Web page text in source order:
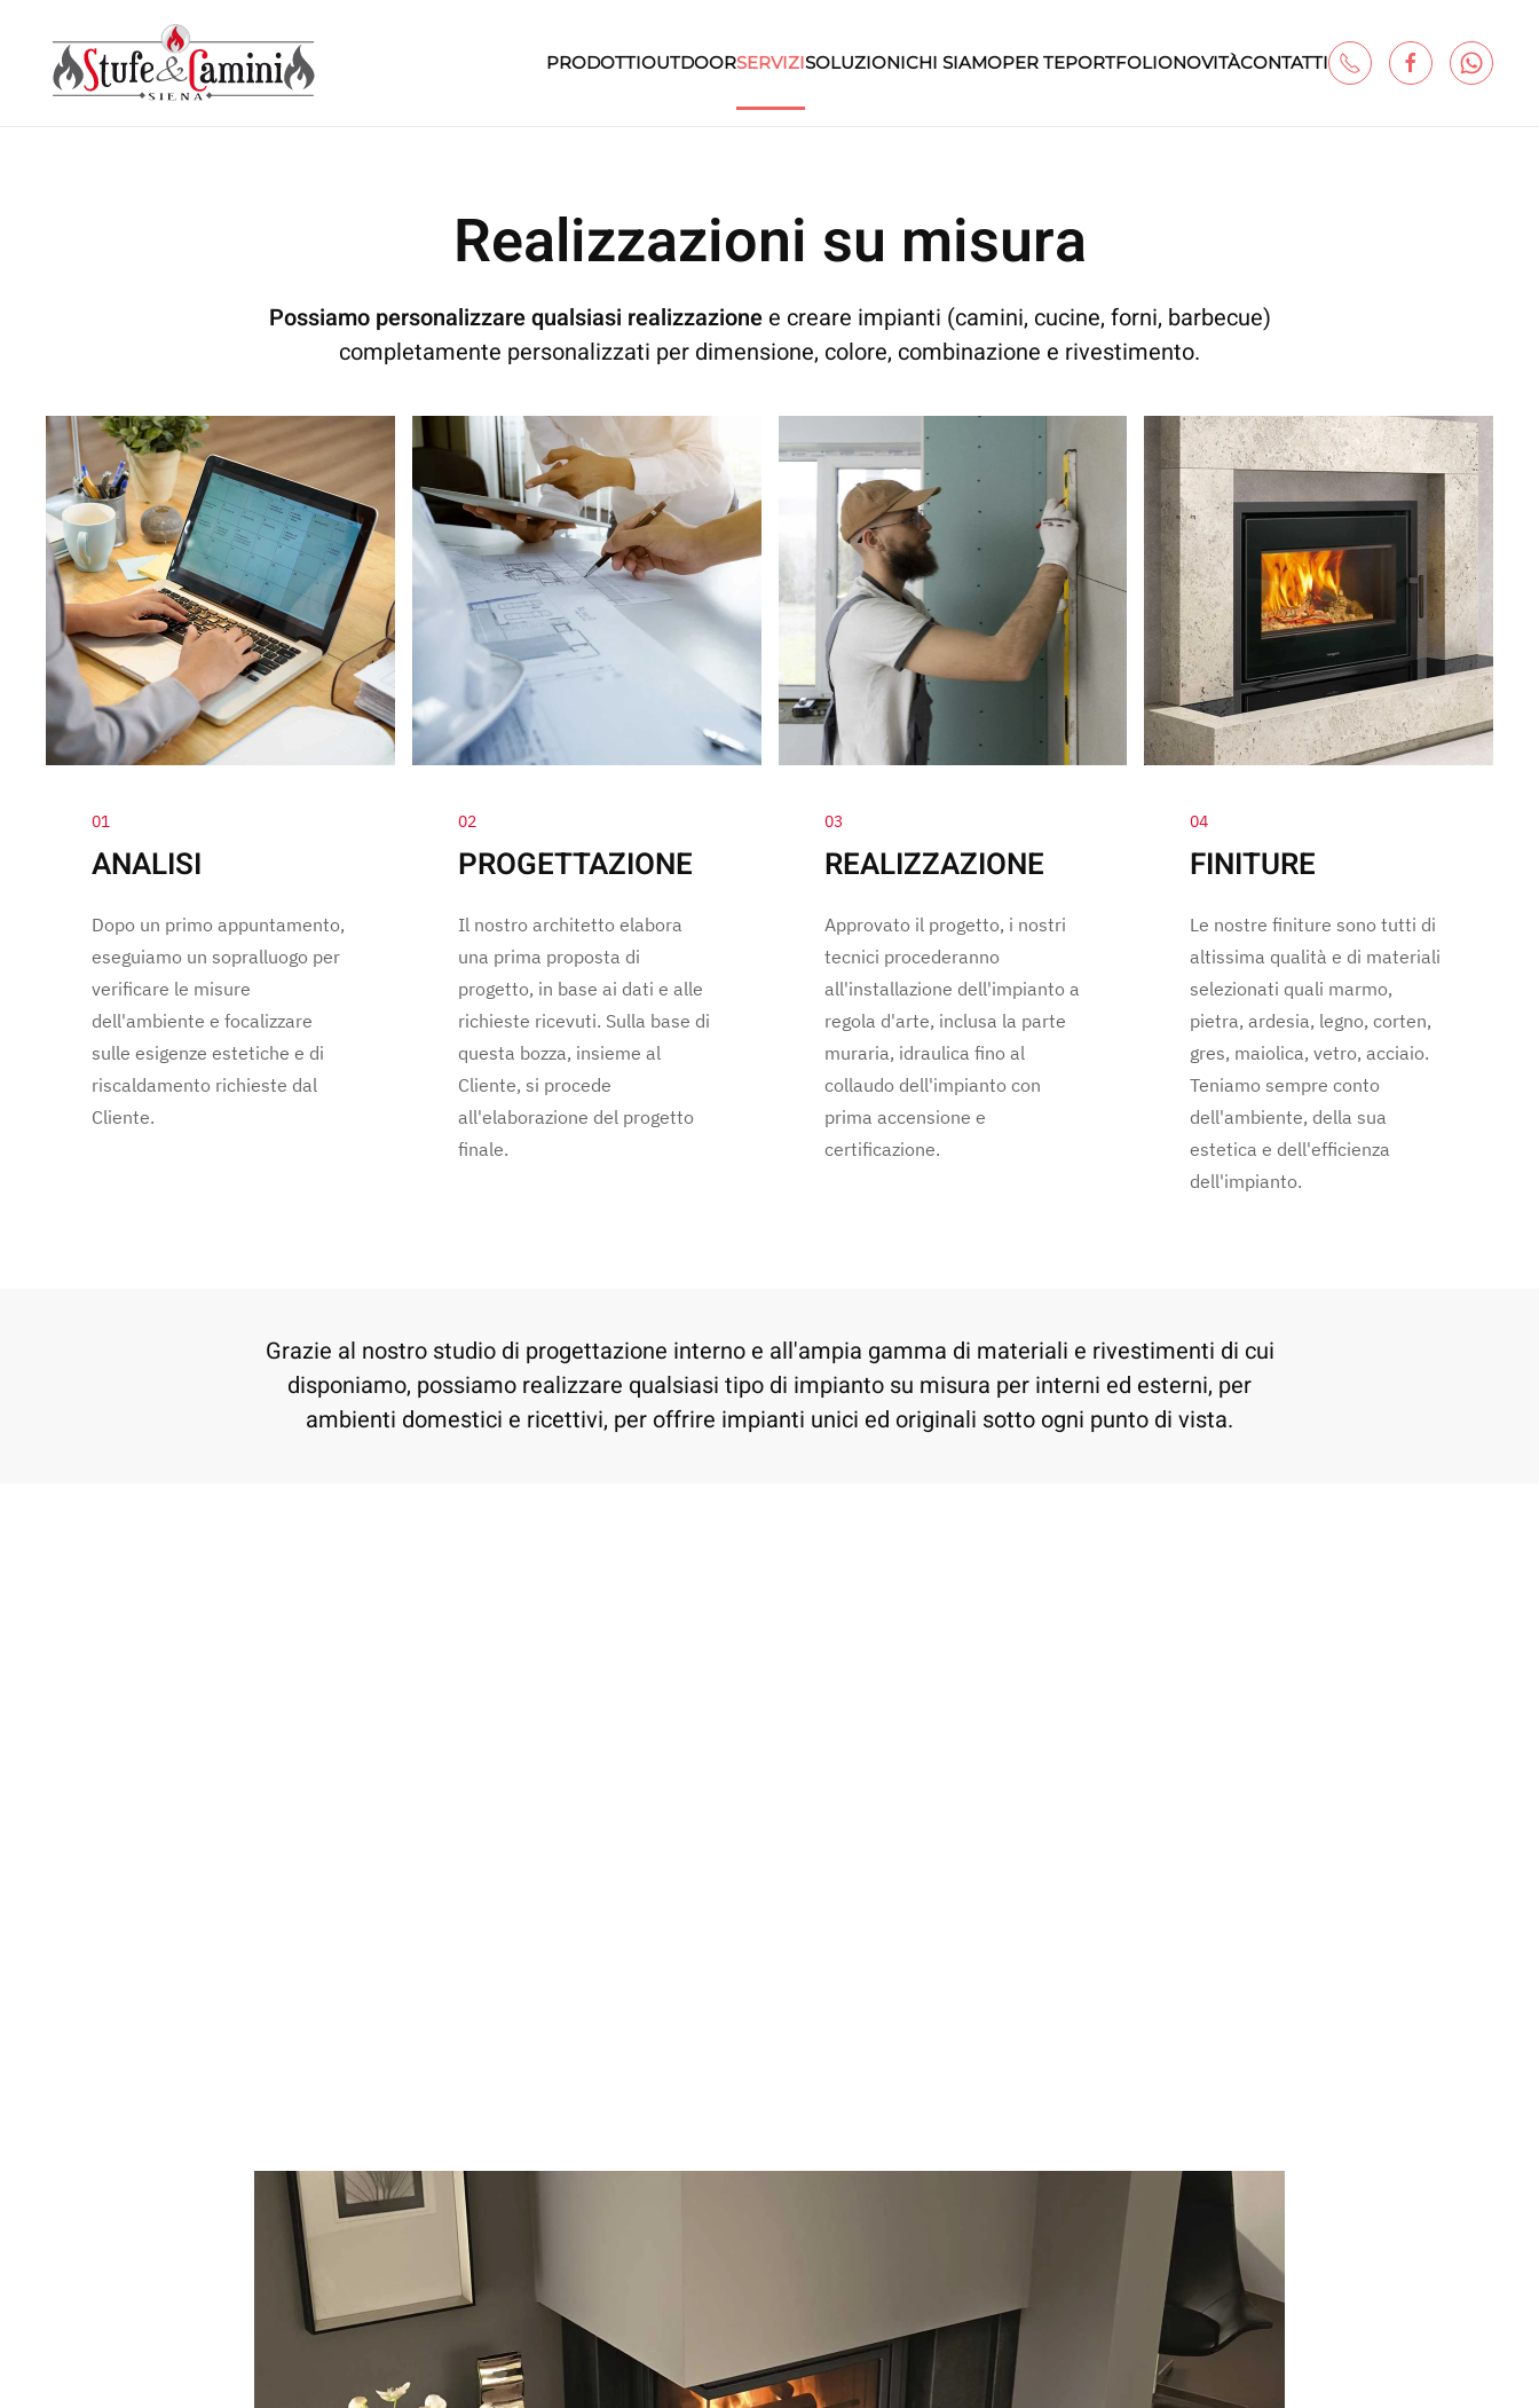
Skip
to
PRODOTTIOUTDOORSERVIZISOLUZIONICHI SIAMOPER TEPORTFOLIONOVITÀCONTATTI
Realizzazioni su misura
Possiamo personalizzare qualsiasi realizzazionee creare impianti (camini, cucine, forni, barbecue)
completamente personalizzati per dimensione, colore, combinazione e rivestimento.
01
ANALISI
Dopo un primo appuntamento,
eseguiamo un sopralluogo per
verificare le misure
dell'ambiente e focalizzare
sulle esigenze estetiche e di
riscaldamento richieste dal
Cliente.
02
PROGETTAZIONE
Il nostro architetto elabora
una prima proposta di
progetto, in base ai dati e alle
richieste ricevuti. Sulla base di
questa bozza, insieme al
Cliente, si procede
all'elaborazione del progetto
finale.
03
REALIZZAZIONE
Approvato il progetto, i nostri
tecnici procederanno
all'installazione dell'impianto a
regola d'arte, inclusa la parte
muraria, idraulica fino al
collaudo dell'impianto con
prima accensione e
certificazione.
04
FINITURE
Le nostre finiture sono tutti di
altissima qualità e di materiali
selezionati quali marmo,
pietra, ardesia, legno, corten,
gres, maiolica, vetro, acciaio.
Teniamo sempre conto
dell'ambiente, della sua
estetica e dell'efficienza
dell'impianto.
Grazie al nostro studio di progettazione interno e all'ampia gamma di materiali e rivestimenti di cui
disponiamo, possiamo realizzare qualsiasi tipo di impianto su misura per interni ed esterni, per
ambienti domestici e ricettivi, per offrire impianti unici ed originali sotto ogni punto di vista.